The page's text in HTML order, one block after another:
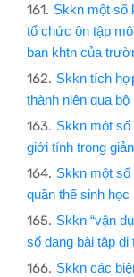
Skkn một số
tổ chức ôn tập
ban khtn của
Skkn tích
thành niên qua
Skkn một số
giới tính trong
Skkn một số
quần thể sinh học
Skkn “vận
số dạng bài tập di
Skkn các